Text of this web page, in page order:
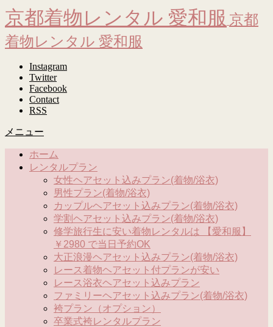
京都着物レンタル 愛和服 京都
着物レンタル 愛和服
Instagram
Twitter
Facebook
Contact
RSS
メニュー
ホーム
レンタルプラン
女性ヘアセット込みプラン(着物/浴衣)
男性プラン(着物/浴衣)
カップルヘアセット込みプラン(着物/浴衣)
学割ヘアセット込みプラン(着物/浴衣)
修学旅行生に安い着物レンタルは 【愛和服】
￥2980 で当日予約OK
大正浪漫ヘアセット込みプラン(着物/浴衣)
レース着物ヘアセット付プランが安い
レース浴衣ヘアセット込みプラン
ファミリーヘアセット込みプラン(着物/浴衣)
袴プラン（オプション）
卒業式袴レンタルプラン